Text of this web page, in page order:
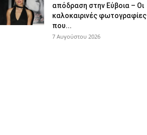
απόδραση στην Εύβοια – Οι
καλοκαιρινές φωτογραφίες
που...
7 Αυγούστου 2026